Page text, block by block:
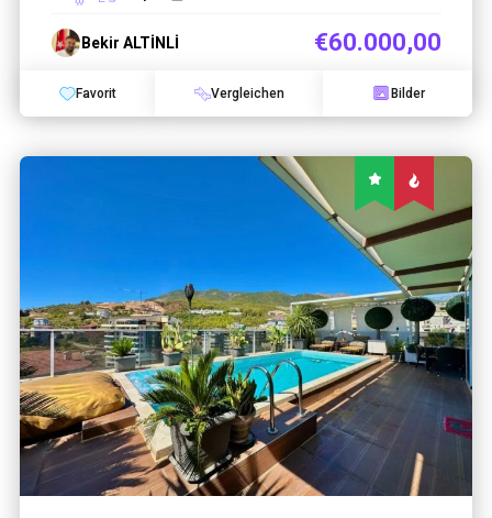
Bekir ALTİNLİ €60.000,00
Favorit Vergleichen Bilder